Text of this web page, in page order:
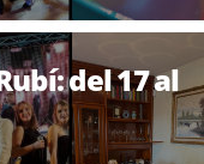
del 17 al